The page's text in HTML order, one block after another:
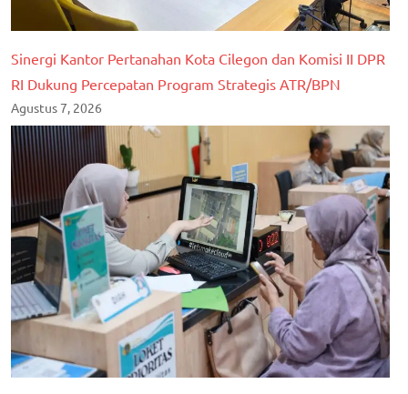
Sinergi Kantor Pertanahan Kota Cilegon dan Komisi II DPR
RI Dukung Percepatan Program Strategis ATR/BPN
Agustus 7, 2026